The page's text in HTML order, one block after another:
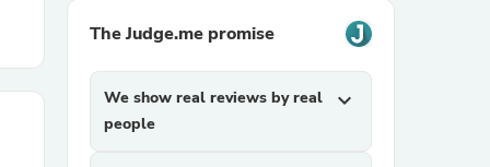
The Judge.me promise
We show real reviews by real
people
expand_more